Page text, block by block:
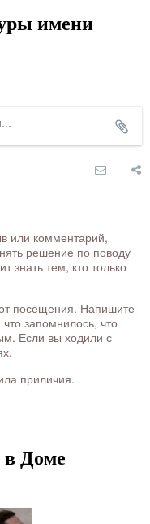
имени
или комментарий,
решение по поводу
знать тем, кто только
посещения. Напишите
запомнилось, что
Если вы ходили с
приличия.
в Доме